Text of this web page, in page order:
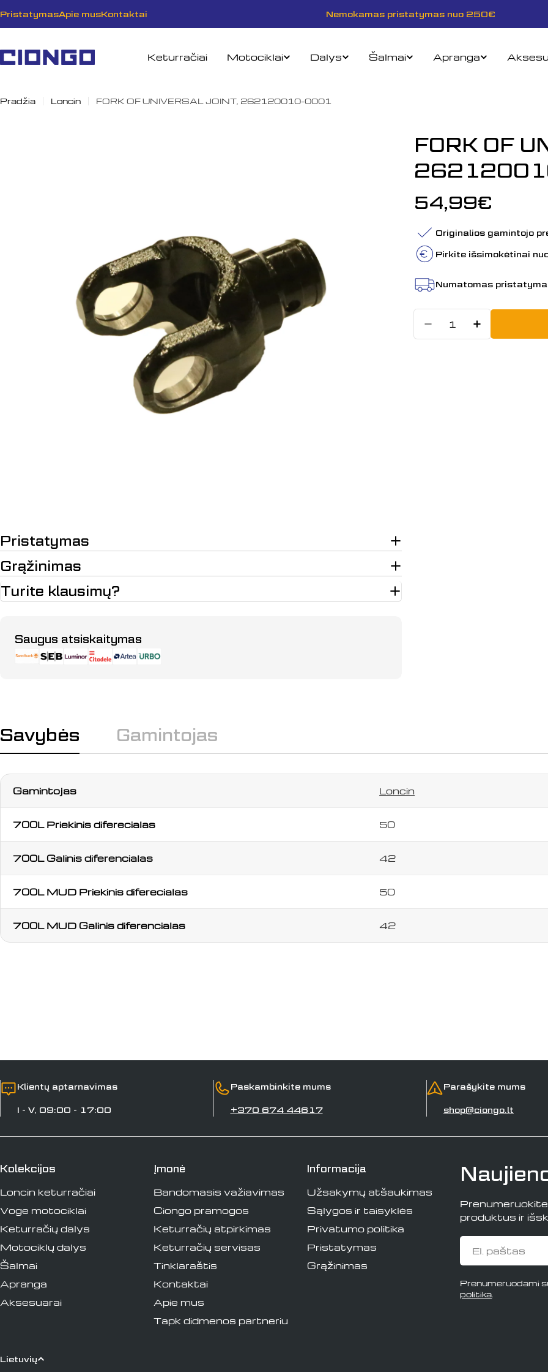
prie
PristatymasApie musKontaktai Nemokamas pristatymas nuo 250€
Keturračiai Motociklai Dalys Šalmai Apranga
Pradžia Loncin FORK OF UNIVERSAL JOINT, 262120010-0001
mediją 0 modalyje
Pristatymas
Grąžinimas
Turite klausimų?
pranešimas
Siųsti klausimą
Saugus atsiskaitymas
Apmokėjimo
būdai
FORK OF
Įprasta
kaina
54,99€
Originalios gamintojo
Pirkite išsimokėtinai
Numatomas
SumažintiPadidinti
Savybės Gamintojas
Gamintojas Loncin
700L Priekinis diferecialas 50
700L Galinis diferencialas 42
700L MUD Priekinis diferecialas 50
700L MUD Galinis diferencialas 42
Klientų aptarnavimas
I - V, 09:00 - 17:00
Paskambinkite mums
+370 674 44617
Parašykite mums
shop@ciongo.lt
Kolekcijos
Loncin keturračiai
Voge motociklai
Keturračių dalys
Motociklų dalys
Šalmai
Apranga
Aksesuarai
Įmonė
Bandomasis važiavimas
Ciongo pramogos
Keturračių atpirkimas
Keturračių servisas
Tinklaraštis
Kontaktai
Apie mus
Tapk didmenos partneriu
Informacija
Užsakymų atšaukimas
Sąlygos ir taisyklės
Privatumo politika
Pristatymas
Grąžinimas
produktus ir
El.
paštas
Prenumeruodami
politika
K
Lietuvių